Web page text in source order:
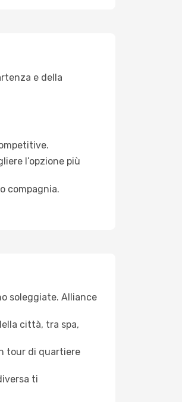
e della
l’opzione più
compagnia.
soleggiate. Alliance
città, tra spa,
tour di quartiere
ti